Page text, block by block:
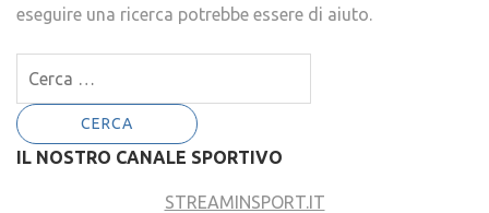
eseguire una ricerca potrebbe essere di aiuto.
per:
IL NOSTRO CANALE SPORTIVO
STREAMINSPORT.IT